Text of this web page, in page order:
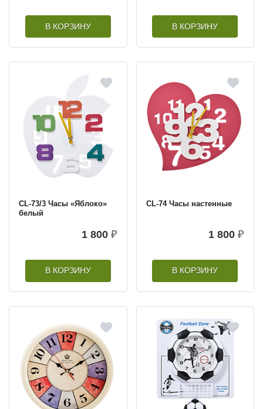
В КОРЗИНУ В КОРЗИНУ
CL-73/3 Часы «Яблоко»
белый
1 800 ₽
В КОРЗИНУ
CL-74 Часы настенные
1 800 ₽
В КОРЗИНУ